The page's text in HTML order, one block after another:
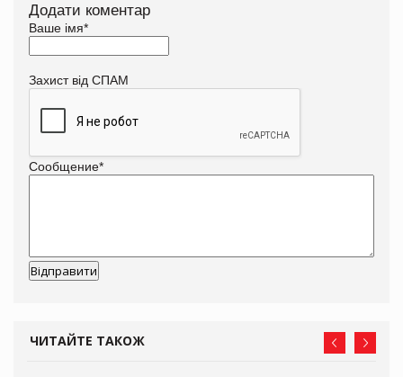
Додати коментар
Ваше імя*
Захист від СПАМ
Сообщение*
ЧИТАЙТЕ ТАКОЖ